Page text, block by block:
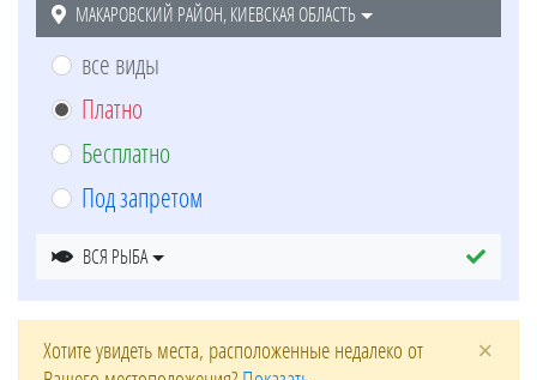
МАКАРОВСКИЙ РАЙОН, КИЕВСКАЯ ОБЛАСТЬ
все виды
Платно
Бесплатно
Под запретом
ВСЯ РЫБА
Хотите увидеть места, расположенные недалеко от
×